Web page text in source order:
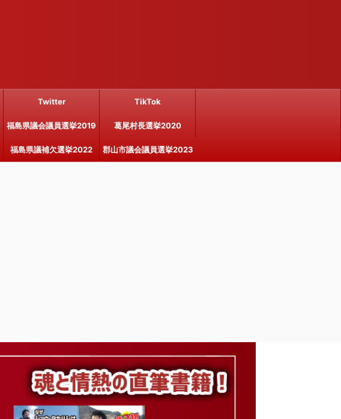
Twitter TikTok
福島県議会議員選挙2019 葛尾村長選挙2020
福島県議補欠選挙2022 郡山市議会議員選挙2023